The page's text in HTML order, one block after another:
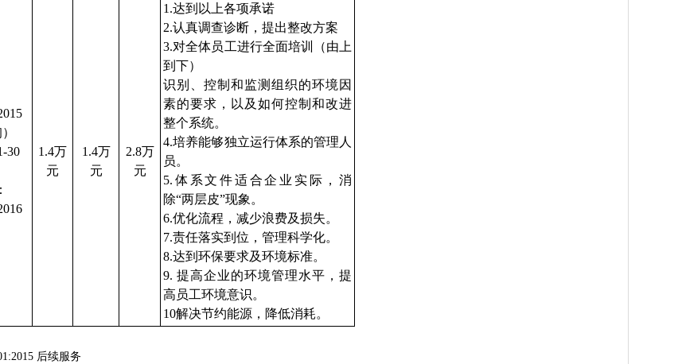
15
30
16
1.4万
元
1.4万
元
2.8万
元
1.达到以上各项承诺
2.认真调查诊断，提出整改方案
3.对全体员工进行全面培训（由上
到下）
识别、控制和监测组织的环境因
素的要求，以及如何控制和改进
整个系统。
4.培养能够独立运行体系的管理人
员。
5.体系文件适合企业实际，消
除“两层皮”现象。
6.优化流程，减少浪费及损失。
7.责任落实到位，管理科学化。
8.达到环保要求及环境标准。
9. 提高企业的环境管理水平，提
高员工环境意识。
10解决节约能源，降低消耗。
后续服务